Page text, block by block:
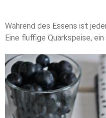
Während des Essens ist
Eine fluffige Quarkspeise,